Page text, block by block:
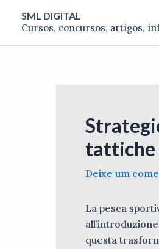
SML DIGITAL
Cursos, concursos, artigos,
tattiche
Deixe um
La pesca
questa
navigation